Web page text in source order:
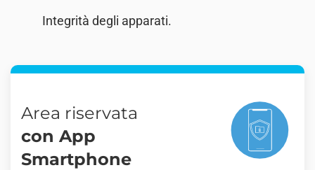
Integrità degli apparati.
Area riservata
con App
Smartphone